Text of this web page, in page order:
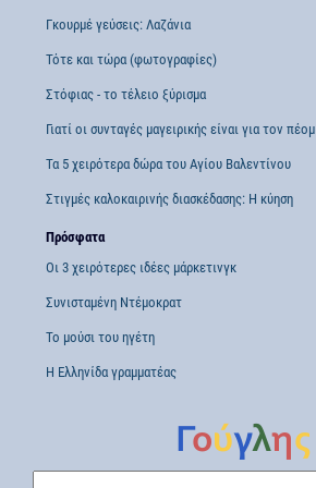
Γκουρμέ γεύσεις: Λαζάνια
Τότε και τώρα (φωτογραφίες)
Στόφιας - το τέλειο ξύρισμα
Γιατί οι συνταγές μαγειρικής είναι για τον πέομ
Τα 5 χειρότερα δώρα του Αγίου Βαλεντίνου
Στιγμές καλοκαιρινής διασκέδασης: Η κύηση
Πρόσφατα
Οι 3 χειρότερες ιδέες μάρκετινγκ
Συνισταμένη Ντέμοκρατ
Το μούσι του ηγέτη
Η Ελληνίδα γραμματέας